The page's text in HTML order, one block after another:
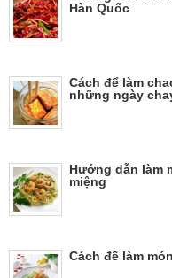
Hàn Quốc
Cách để làm
những ngày
Hướng dẫn làm
miệng
Cách để làm